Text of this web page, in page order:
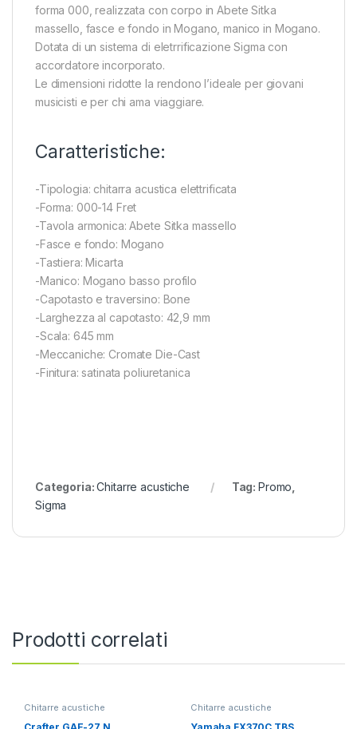
forma 000, realizzata con corpo in Abete Sitka
massello, fasce e fondo in Mogano, manico in Mogano.
Dotata di un sistema di eletrrificazione Sigma con
accordatore incorporato.
Le dimensioni ridotte la rendono l’ideale per giovani
musicisti e per chi ama viaggiare.
Caratteristiche:
-Tipologia: chitarra acustica elettrificata
-Forma: 000-14 Fret
-Tavola armonica: Abete Sitka massello
-Fasce e fondo: Mogano
-Tastiera: Micarta
-Manico: Mogano basso profilo
-Capotasto e traversino: Bone
-Larghezza al capotasto: 42,9 mm
-Scala: 645 mm
-Meccaniche: Cromate Die-Cast
-Finitura: satinata poliuretanica
Categoria:Chitarre acustiche Tag: Promo
Sigma
Prodotti correlati
Chitarre acustiche Chitarre acustiche